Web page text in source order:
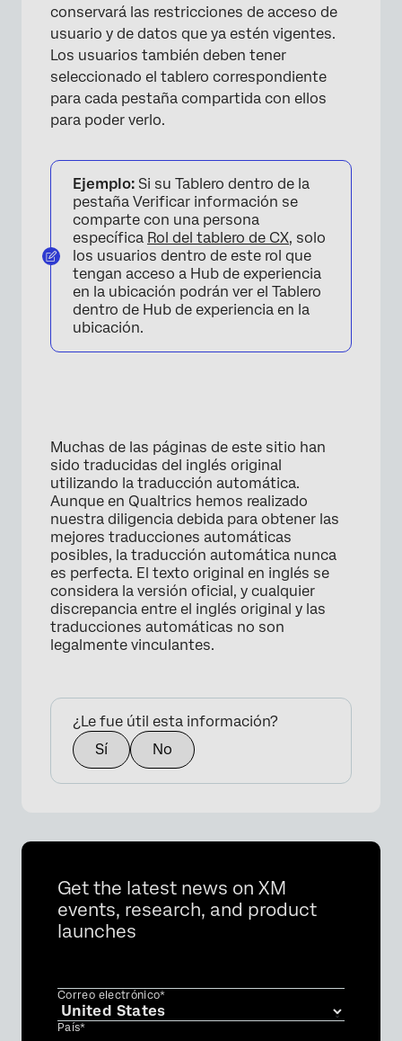
conservará las restricciones de acceso de
usuario y de datos que ya estén vigentes.
Los usuarios también deben tener
seleccionado el tablero correspondiente
para cada pestaña compartida con ellos
para poder verlo.
Ejemplo: Si su Tablero dentro de la
pestaña Verificar información se
comparte con una persona
específica Rol del tablero de CX, solo
los usuarios dentro de este rol que
tengan acceso a Hub de experiencia
en la ubicación podrán ver el Tablero
dentro de Hub de experiencia en la
ubicación.
Muchas de las páginas de este sitio han
sido traducidas del inglés original
utilizando la traducción automática.
Aunque en Qualtrics hemos realizado
nuestra diligencia debida para obtener las
mejores traducciones automáticas
posibles, la traducción automática nunca
es perfecta. El texto original en inglés se
considera la versión oficial, y cualquier
discrepancia entre el inglés original y las
traducciones automáticas no son
legalmente vinculantes.
¿Le fue útil esta información?
Sí
No
Get the latest news on XM
events, research, and product
launches
Correo electrónico*
País*